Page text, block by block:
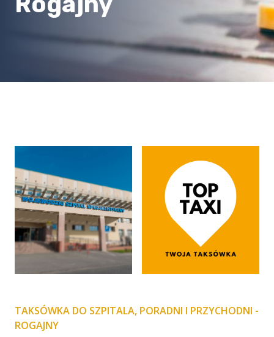
TAKSÓWKA DO SZPITALA, PORADNI I PRZYCHODNI -
ROGAJNY